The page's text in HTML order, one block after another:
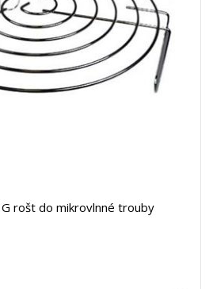
rošt do mikrovlnné trouby